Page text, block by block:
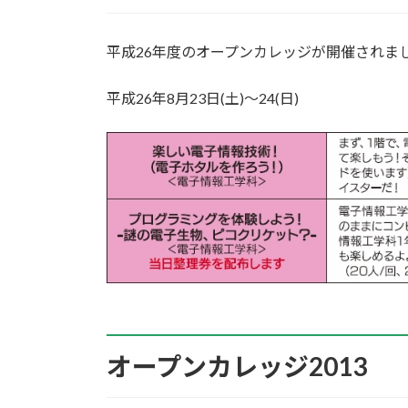
平成26年度のオープンカレッジが開催されま
平成26年8月23日(土)～24(日)
オープンカレッジ2013